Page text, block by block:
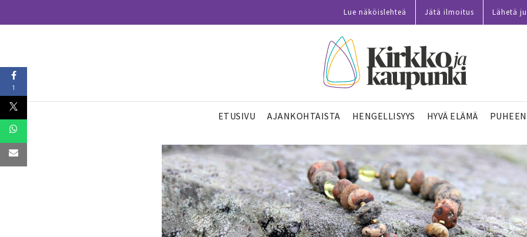
Lue näköislehteä Jätä ilmoitus Lähetä
ETUSIVU AJANKOHTAISTA HENGELLISYYS HYVÄ ELÄMÄ
1